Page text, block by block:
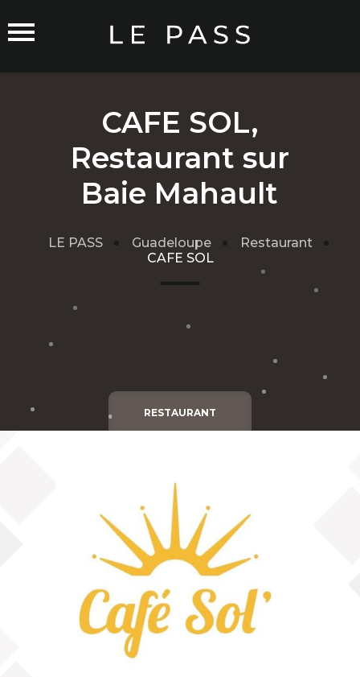
Commerçants sur Orléans
Rejoindre le Réseau
Cgu
Mentions légales
CAFE SOL,
Restaurant sur
Baie Mahault
LE PASS Guadeloupe
Restaurant
CAFE SOL
RESTAURANT